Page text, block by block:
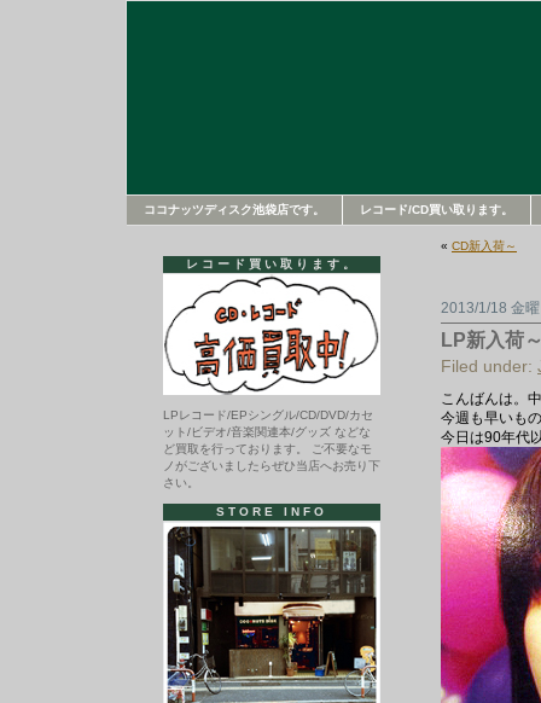
ココナッツディスク池袋店です。 レコード/CD買い取ります。
« CD新入荷～
2013/1/18 金
LP新入荷
Filed under:
こんばんは。
今週も早いも
今日は90年代
レコード買い取ります。
LPレコード/EPシングル/CD/DVD/カセ
ット/ビデオ/音楽関連本/グッズ などな
ど買取を行っております。 ご不要なモ
ノがございましたらぜひ当店へお売り下
さい。
STORE INFO